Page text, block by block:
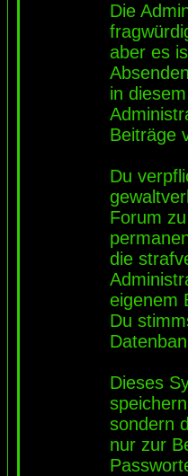
Die
aber es
in
Beiträge
Du
Forum
die
eigenem
Du
Dieses
sondern
nur zur